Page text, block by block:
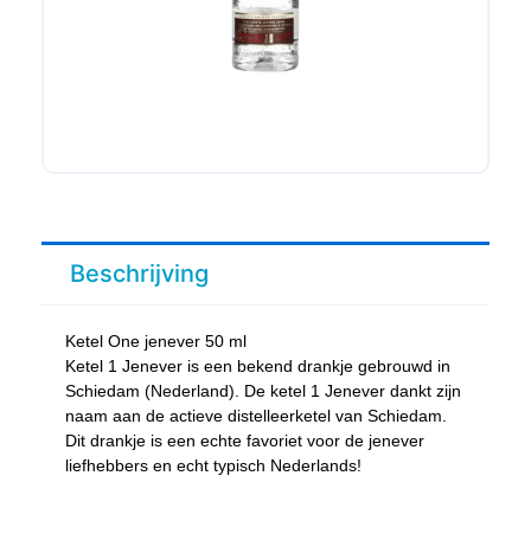
Beschrijving
Ketel One jenever 50 ml
Ketel 1 Jenever is een bekend drankje gebrouwd in
Schiedam (Nederland). De ketel 1 Jenever dankt zijn
naam aan de actieve distelleerketel van Schiedam.
Dit drankje is een echte favoriet voor de jenever
liefhebbers en echt typisch Nederlands!